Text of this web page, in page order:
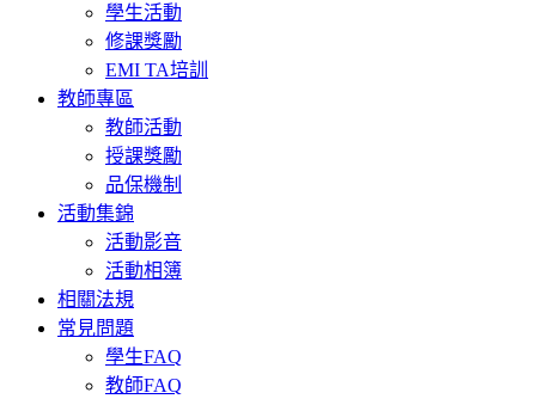
學生活動
修課獎勵
EMI TA培訓
教師專區
教師活動
授課獎勵
品保機制
活動集錦
活動影音
活動相簿
相關法規
常見問題
學生FAQ
教師FAQ